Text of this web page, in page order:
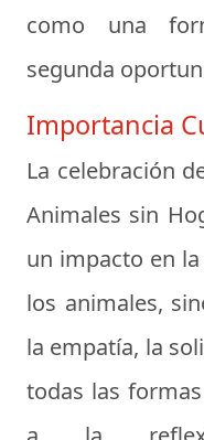
como una
segunda
Importancia
La celebración
Animales sin
un impacto en
los animales,
la empatía, la
todas las